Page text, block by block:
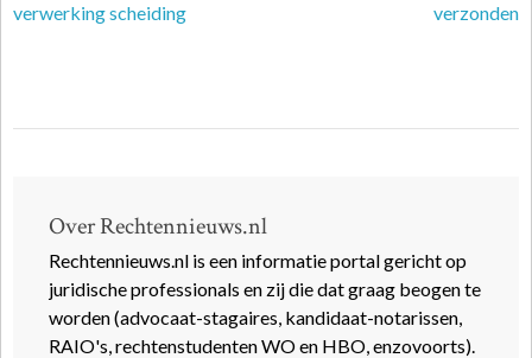
verwerking scheiding
verzonden
Over Rechtennieuws.nl
Rechtennieuws.nl is een informatie portal gericht op
juridische professionals en zij die dat graag beogen te
worden (advocaat-stagaires, kandidaat-notarissen,
RAIO's, rechtenstudenten WO en HBO, enzovoorts).